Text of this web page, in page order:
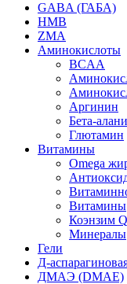
GABA (ГАБА)
HMB
ZMA
Аминокислоты
BCAA
Аргинин
Бета-
Глютамин
Витамины
Omega
Витамины
Коэнзим
Минералы
Гели
Д-
ДМАЭ (DMAE)